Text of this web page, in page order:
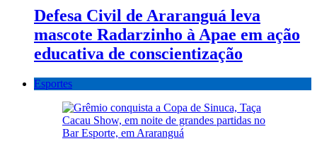
Defesa Civil de Araranguá leva
mascote Radarzinho à Apae em ação
educativa de conscientização
Esportes